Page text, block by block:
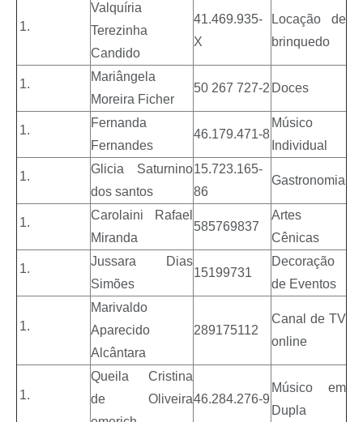
Valquíria
Terezinha
Candido
41.469.935-
X
Locação de
brinquedo
Mariângela
Moreira Ficher
50 267 727-2 Doces
Fernanda
Fernandes
46.179.471-8
Músico
Individual
Glicia Saturnino
dos santos
15.723.165-
86
Gastronomia
Carolaini Rafael
Miranda
585769837
Artes
Cênicas
Jussara Dias
Simões
15199731
Decoração
de Eventos
Marivaldo
Aparecido
Alcântara
289175112
Canal de TV
online
Queila Cristina
de Oliveira46.284.276-9
Músico em
Dupla